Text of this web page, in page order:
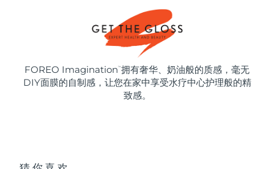
FOREO Imagination ™ 拥有奢华、奶油般的质感，毫无
DIY面膜的自制感，让您在家中享受水疗中心护理般的精
致感。